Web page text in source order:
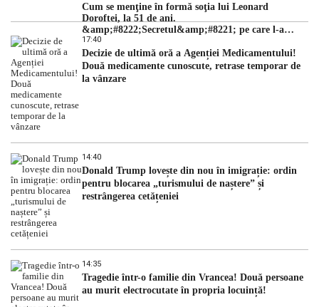
Cum se menţine în formă soţia lui Leonard
Doroftei, la 51 de ani.
&amp;#8222;Secretul&amp;#8221; pe care l-a
dezvăluit
17:40
Decizie de ultimă oră a Agenției Medicamentului!
Două medicamente cunoscute, retrase temporar de
la vânzare
14:40
Donald Trump lovește din nou în imigrație: ordin
pentru blocarea „turismului de naștere” și
restrângerea cetățeniei
14:35
Tragedie într-o familie din Vrancea! Două persoane
au murit electrocutate în propria locuință!